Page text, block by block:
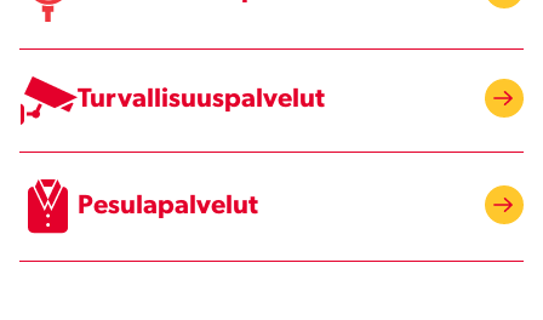
Turvallisuuspalvelut
Pesulapalvelut